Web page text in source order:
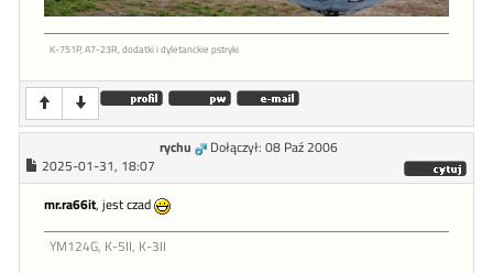
K-751P, A7-23R, dodatki i dyletanckie pstryki
rychu
Dołączył: 08 Paź 2006
2025-01-31, 18:07
mr.ra66it, jest czad
YM124G, K-5II, K-3II